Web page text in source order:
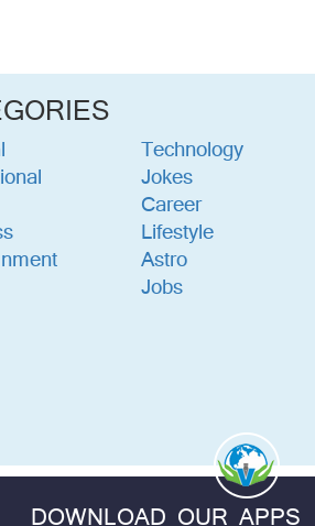
Technology
Jokes
Career
Lifestyle
Astro
Jobs
DOWNLOAD OUR APPS